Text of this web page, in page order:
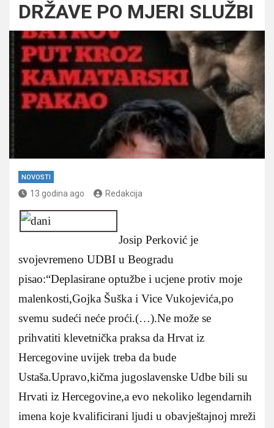
DRŽAVE PO MJERI SLUŽBI
NOVOSTI
13 godina ago Redakcija
Josip Perković je
svojevremeno UDBI u Beogradu
pisao:“Deplasirane optužbe i ucjene protiv moje
malenkosti,Gojka Šuška i Vice Vukojevića,po
svemu sudeći neće proći.(…).Ne može se
prihvatiti klevetnička praksa da Hrvat iz
Hercegovine uvijek treba da bude
Ustaša.Upravo,kičma jugoslavenske Udbe bili su
Hrvati iz Hercegovine,a evo nekoliko legendarnih
imena koje kvalificirani ljudi u obavještajnoj mreži